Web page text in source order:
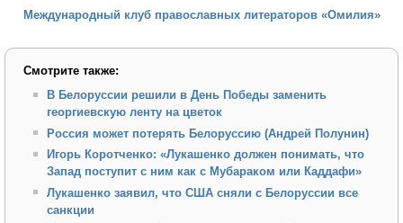
Международный клуб православных литераторов «Омилия»
Смотрите также:
В Белоруссии решили в День Победы заменить
георгиевскую ленту на цветок
Россия может потерять Белоруссию (Андрей Полунин)
Игорь Коротченко: «Лукашенко должен понимать, что
Запад поступит с ним как с Мубараком или Каддафи»
Лукашенко заявил, что США сняли с Белоруссии все
санкции